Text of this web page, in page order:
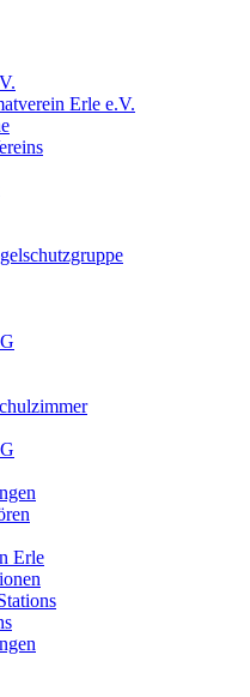
Erle e.V.
Erle